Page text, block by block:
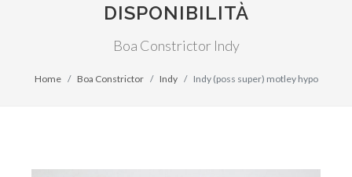
DISPONIBILITÀ
Boa Constrictor Indy
Home Boa Constrictor Indy Indy (poss super) motley hypo